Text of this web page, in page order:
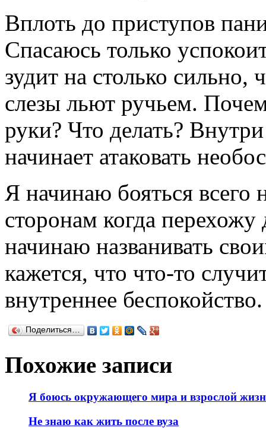
Вплоть до приступов
Спасаюсь только
зудит на столько сильно,
слезы льют ручьем.
руки? Что делать?
начинает атаковать
Я начинаю бояться всего
сторонам когда перехожу
начинаю названивать
кажется, что что-то
внутреннее
Поделиться…
Похожие записи
Я боюсь окружающего мира и взрослой
Не знаю как жить после вуза